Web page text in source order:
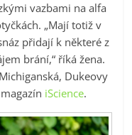
vazbami na alfa
„Mají totiž v
přidají k některé z
brání,“ říká žena.
Dukeovy
iScience.